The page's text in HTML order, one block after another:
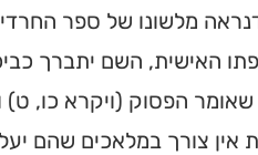
מלשונו של ספר
האישית, השם יתברך
הפסוק (ויקרא כו, ט)
צורך במלאכים שהם